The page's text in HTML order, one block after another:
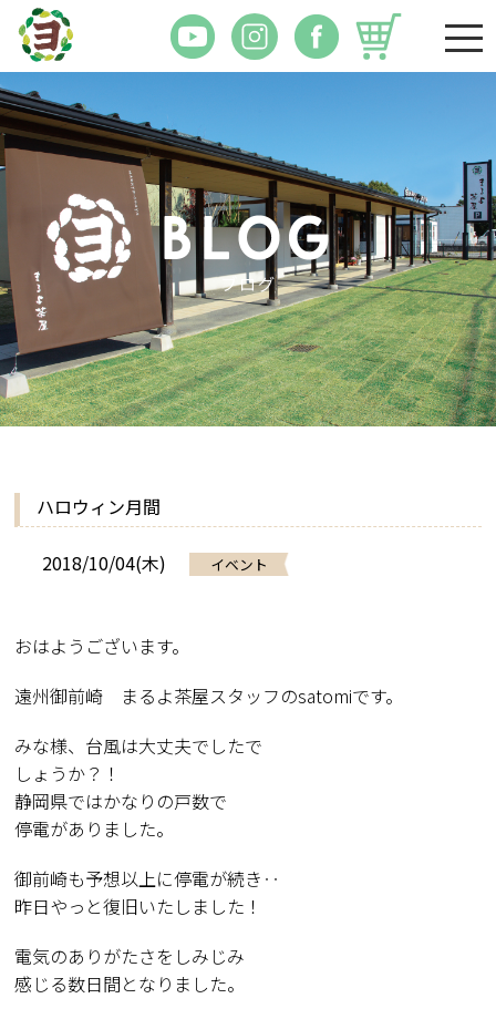
ハロウィン月間
2018/10/04(木) イベント
おはようございます。
遠州御前崎 まるよ茶屋スタッフのsatomiです。
みな様、台風は大丈夫でしたで
しょうか？！
静岡県ではかなりの戸数で
停電がありました。
御前崎も予想以上に停電が続き‥
昨日やっと復旧いたしました！
電気のありがたさをしみじみ
感じる数日間となりました。